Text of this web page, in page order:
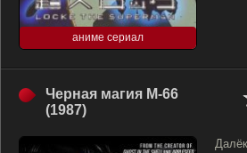
аниме сериал
Черная магия М-66
(1987)